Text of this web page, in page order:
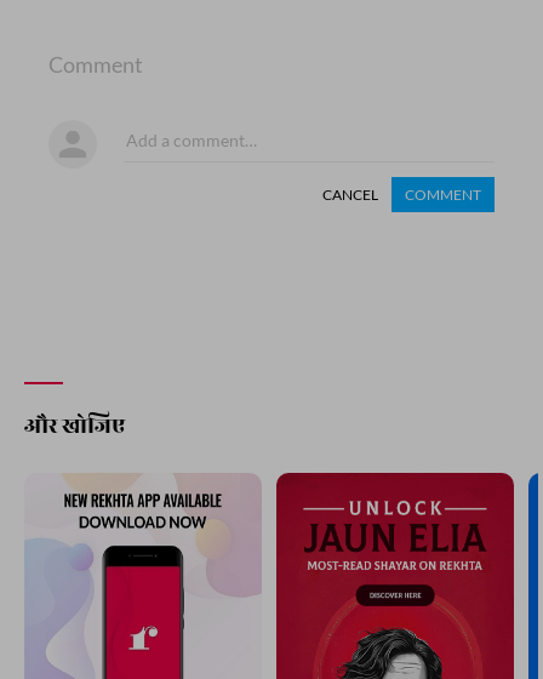
Comment
CANCEL COMMENT
और खोजिए